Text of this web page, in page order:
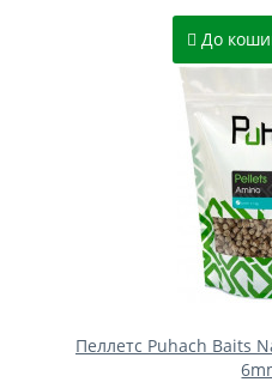
До
Пеллетс Puhach Baits